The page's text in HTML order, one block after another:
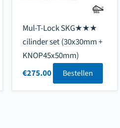
Mul-T-Lock SKG★★★
cilinder set (30x30mm +
KNOP45x50mm)
€275.00 Bestellen